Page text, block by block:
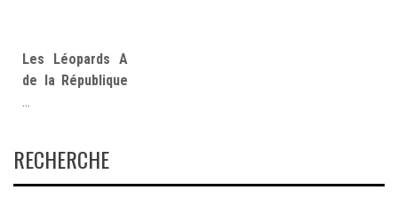
Les Léopards A
de la République
…
RECHERCHE